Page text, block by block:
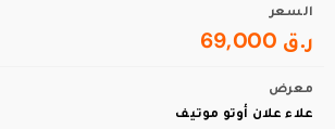
السعر
ر.ق 69,000
معرض
علاء علان أوتو موتيف